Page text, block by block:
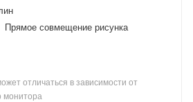
Прямое совмещение рисунка
отличаться в зависимости от
монитора